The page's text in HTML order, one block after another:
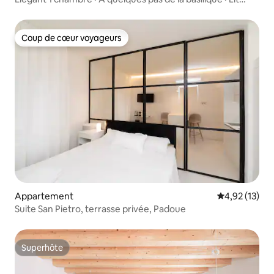
Coup de cœur voyageurs
Coup de cœur voyageurs
Appartement Évaluation
4,92 (13)
Suite San Pietro, terrasse privée, Padoue
Superhôte
Superhôte